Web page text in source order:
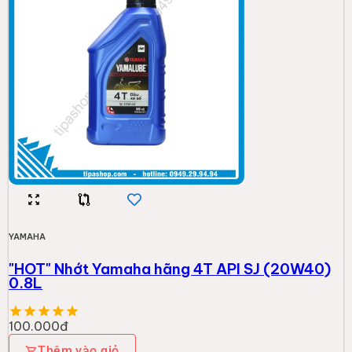
YAMAHA
"HOT" Nhớt Yamaha hãng 4T API SJ (20W40)
0.8L
100.000đ